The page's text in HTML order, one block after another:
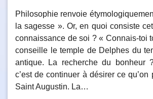
Philosophie renvoie
la sagesse ». Or, en quoi consiste
connaissance de soi ? « Connais-toi
conseille le temple de Delphes du
antique. La recherche du bonheur
c’est de continuer à désirer ce qu’on
Saint Augustin. La…